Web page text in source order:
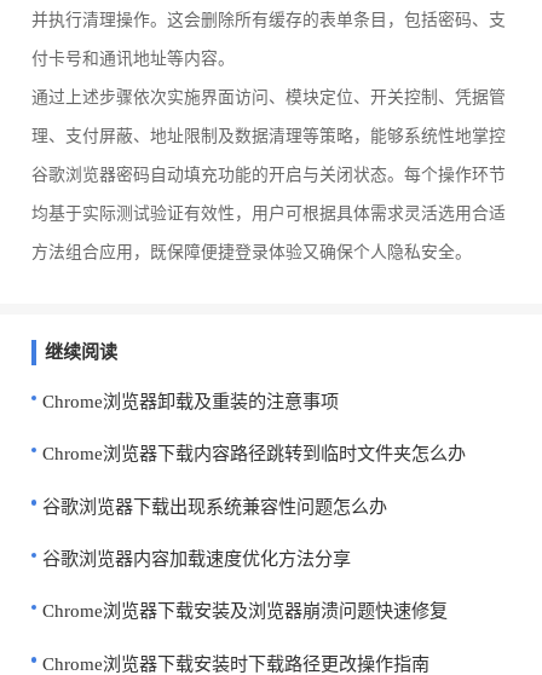
并执行清理操作。这会删除所有缓存的表单条目，包括密码、支
付卡号和通讯地址等内容。
通过上述步骤依次实施界面访问、模块定位、开关控制、凭据管
理、支付屏蔽、地址限制及数据清理等策略，能够系统性地掌控
谷歌浏览器密码自动填充功能的开启与关闭状态。每个操作环节
均基于实际测试验证有效性，用户可根据具体需求灵活选用合适
方法组合应用，既保障便捷登录体验又确保个人隐私安全。
继续阅读
Chrome浏览器卸载及重装的注意事项
Chrome浏览器下载内容路径跳转到临时文件夹怎么办
谷歌浏览器下载出现系统兼容性问题怎么办
谷歌浏览器内容加载速度优化方法分享
Chrome浏览器下载安装及浏览器崩溃问题快速修复
Chrome浏览器下载安装时下载路径更改操作指南